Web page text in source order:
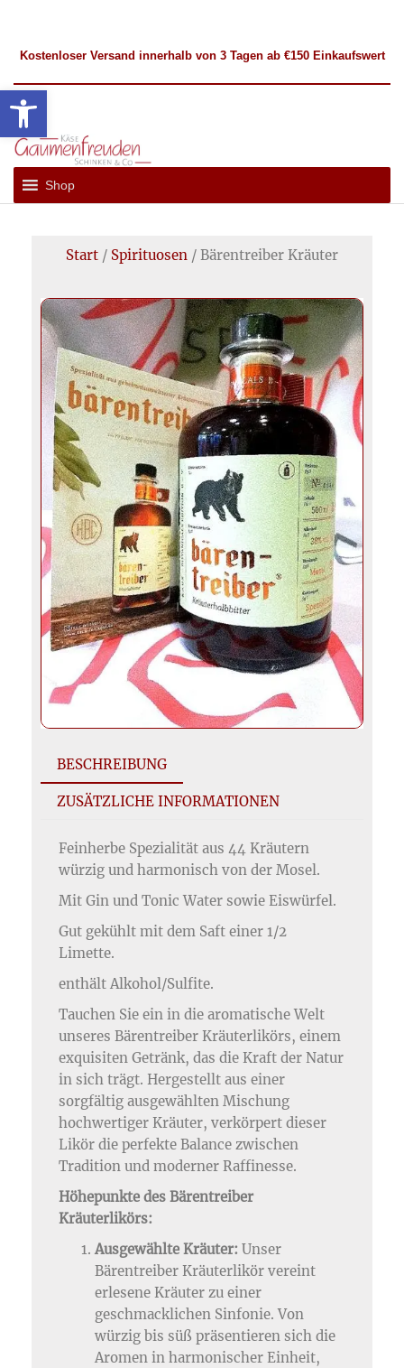
Werkzeugleiste öffnen
Kostenloser Versand innerhalb von 3 Tagen ab €150 Einkaufswert
Gaumenfreuden
Shop
Start / Spirituosen / Bärentreiber Kräuter
BESCHREIBUNG
ZUSÄTZLICHE INFORMATIONEN
Feinherbe Spezialität aus 44 Kräutern
würzig und harmonisch von der Mosel.
Mit Gin und Tonic Water sowie Eiswürfel.
Gut gekühlt mit dem Saft einer 1/2
Limette.
enthält Alkohol/Sulfite.
Tauchen Sie ein in die aromatische Welt
unseres Bärentreiber Kräuterlikörs, einem
exquisiten Getränk, das die Kraft der Natur
in sich trägt. Hergestellt aus einer
sorgfältig ausgewählten Mischung
hochwertiger Kräuter, verkörpert dieser
Likör die perfekte Balance zwischen
Tradition und moderner Raffinesse.
Höhepunkte des Bärentreiber
Kräuterlikörs:
Ausgewählte Kräuter: Unser
Bärentreiber Kräuterlikör vereint
erlesene Kräuter zu einer
geschmacklichen Sinfonie. Von
würzig bis süß präsentieren sich die
Aromen in harmonischer Einheit,